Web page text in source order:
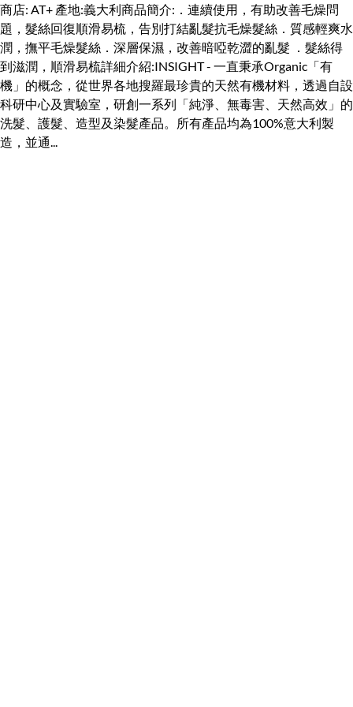
商店: AT+ 產地:義大利商品簡介:．連續使用，有助改善毛燥問
題，髮絲回復順滑易梳，告別打結亂髮抗毛燥髮絲．質感輕爽水
潤，撫平毛燥髮絲．深層保濕，改善暗啞乾澀的亂髮 ．髮絲得
到滋潤，順滑易梳詳細介紹:INSIGHT - 一直秉承Organic「有
機」的概念，從世界各地搜羅最珍貴的天然有機材料，透過自設
科研中心及實驗室，研創一系列「純淨、無毒害、天然高效」的
洗髮、護髮、造型及染髮產品。所有產品均為100%意大利製
造，並通...